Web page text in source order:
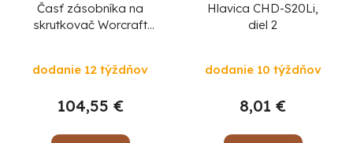
Časť zásobníka na
skrutkovač Worcraft
dodanie 12 týždňov
104,55 €
Hlavica CHD-S20Li,
diel 2
dodanie 10 týždňov
8,01 €